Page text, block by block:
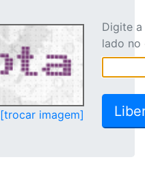
[trocar imagem]
Digite
lado no